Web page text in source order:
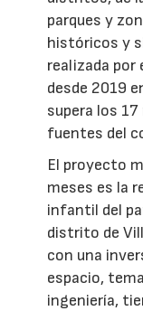
parques y
históricos y
realizada
desde 2019
supera los
fuentes del
El proyecto
meses es la
infantil del
distrito de
con una
espacio,
ingeniería,